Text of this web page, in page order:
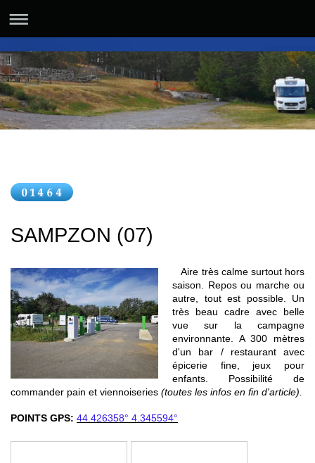
SAMPZON (07)
Aire très calme surtout hors
saison. Repos ou marche ou
autre, tout est possible. Un
très beau cadre avec belle
vue sur la campagne
environnante. A 300 mètres
d'un bar / restaurant avec
épicerie fine, jeux pour
enfants. Possibilité de
commander pain et viennoiseries (toutes les infos en fin d'article).
POINTS GPS: 44.426358° 4.345594°